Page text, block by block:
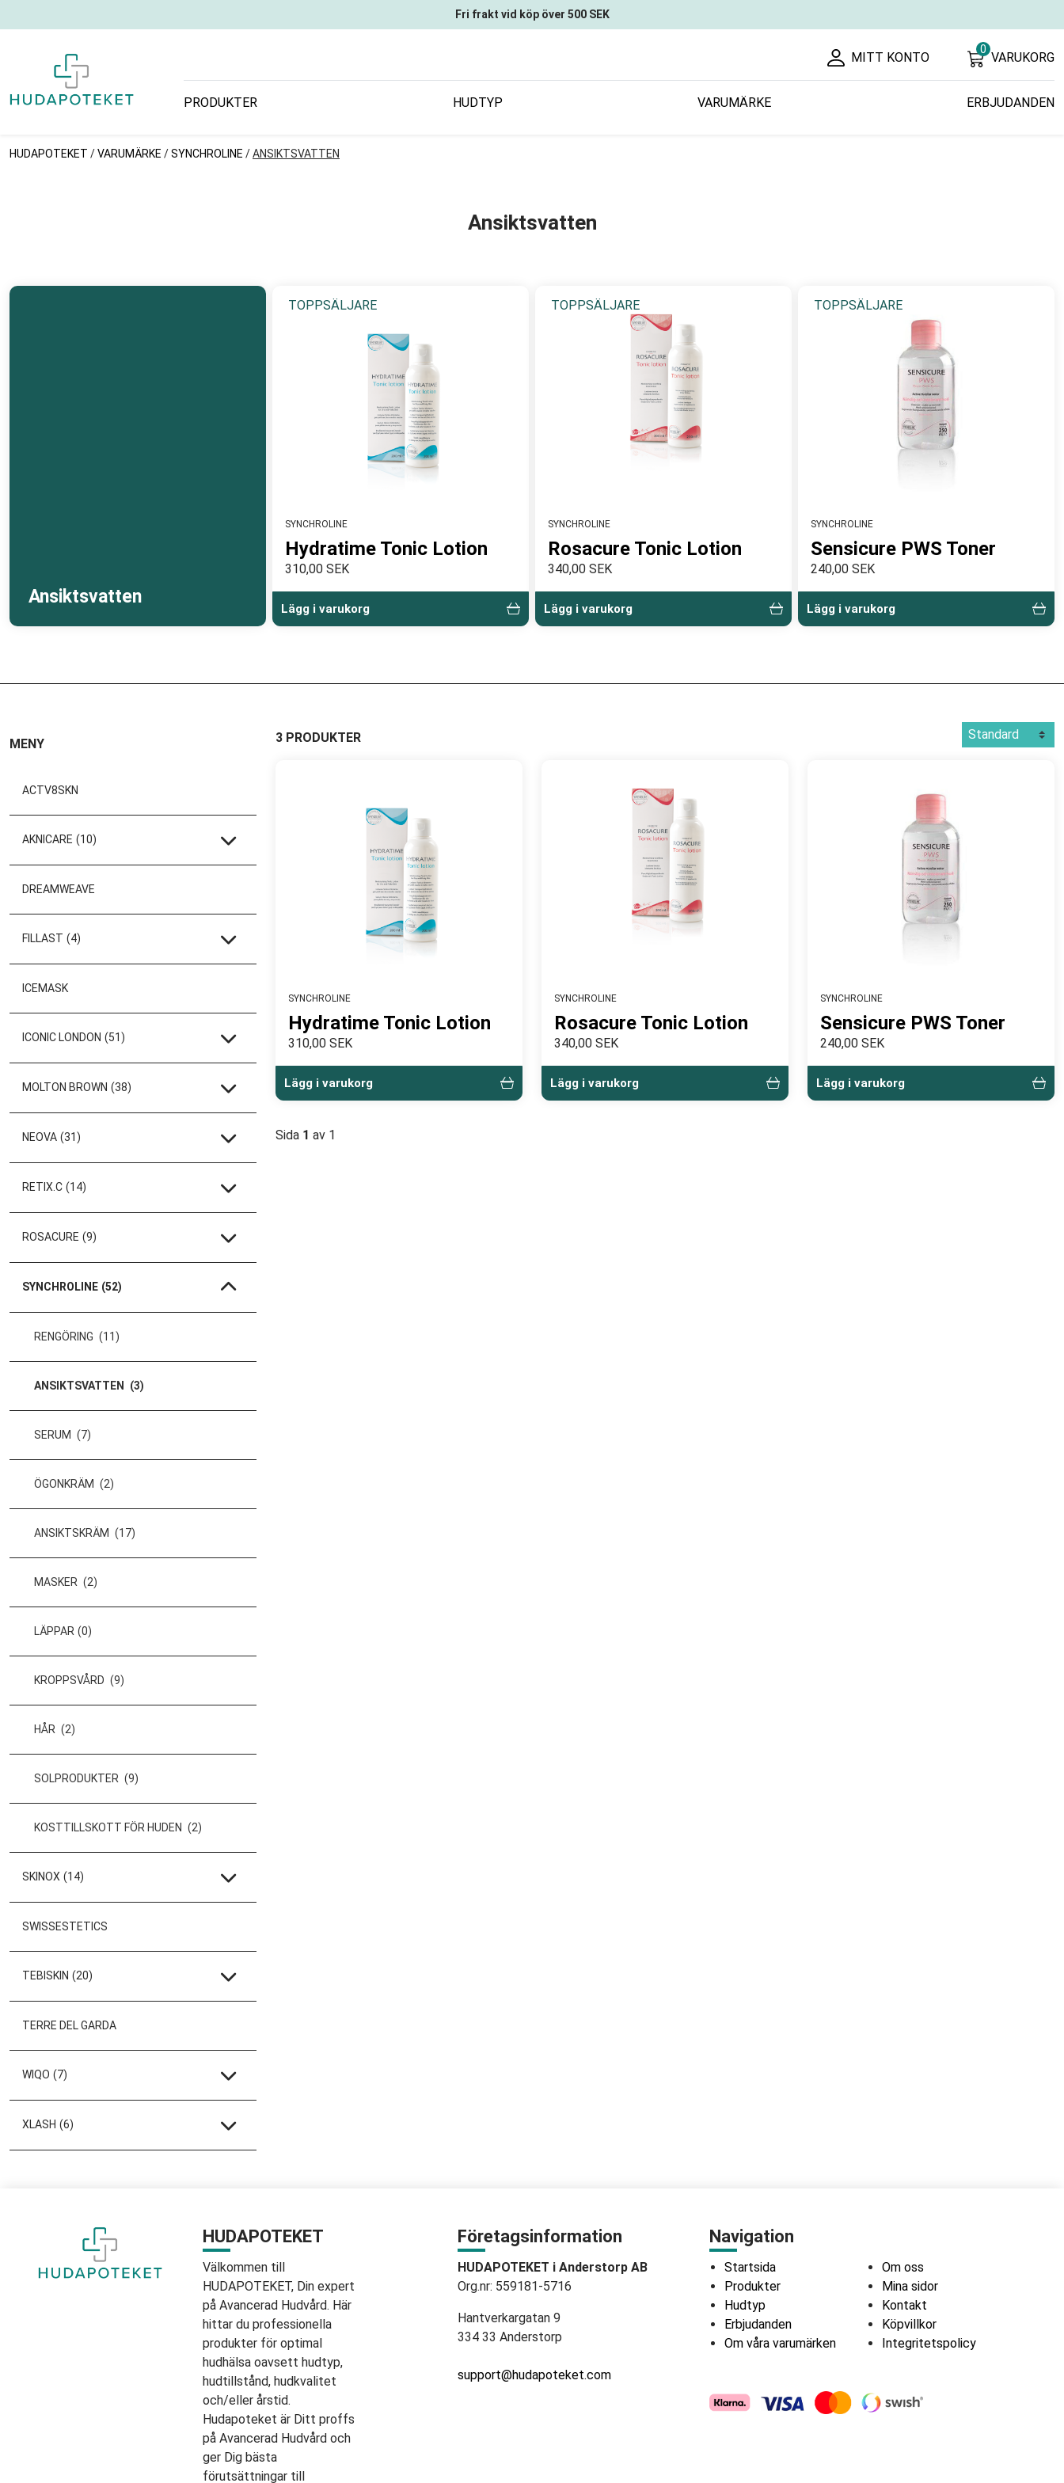
Fri frakt vid köp över 500 SEK
MITT KONTO
0
VARUKORG
PRODUKTER HUDTYP VARUMÄRKE ERBJUDANDEN
HUDAPOTEKET /VARUMÄRKE /SYNCHROLINE /ANSIKTSVATTEN
Ansiktsvatten
Ansiktsvatten
TOPPSÄLJARE
SYNCHROLINE
Hydratime Tonic Lotion
310,00 SEK
Lägg i varukorg
TOPPSÄLJARE
SYNCHROLINE
Rosacure Tonic Lotion
340,00 SEK
Lägg i varukorg
TOPPSÄLJARE
SYNCHROLINE
Sensicure PWS Toner
240,00 SEK
Lägg i varukorg
MENY
ACTV8SKN
AKNICARE (10)
DREAMWEAVE
FILLAST (4)
ICEMASK
ICONIC LONDON (51)
MOLTON BROWN (38)
NEOVA (31)
RETIX.C (14)
ROSACURE (9)
SYNCHROLINE (52)
RENGÖRING (11)
ANSIKTSVATTEN (3)
SERUM (7)
ÖGONKRÄM (2)
ANSIKTSKRÄM (17)
MASKER (2)
LÄPPAR (0)
KROPPSVÅRD (9)
HÅR (2)
SOLPRODUKTER (9)
KOSTTILLSKOTT FÖR HUDEN (2)
SKINOX (14)
SWISSESTETICS
TEBISKIN (20)
TERRE DEL GARDA
WIQO (7)
XLASH (6)
3 PRODUKTER
SYNCHROLINE
Hydratime Tonic Lotion
310,00 SEK
Lägg i varukorg
SYNCHROLINE
Rosacure Tonic Lotion
340,00 SEK
Lägg i varukorg
SYNCHROLINE
Sensicure PWS Toner
240,00 SEK
Lägg i varukorg
Sida 1 av 1
HUDAPOTEKET
Välkommen till
HUDAPOTEKET, Din expert
på Avancerad Hudvård. Här
hittar du professionella
produkter för optimal
hudhälsa oavsett hudtyp,
hudtillstånd, hudkvalitet
och/eller årstid.
Hudapoteket är Ditt proffs
på Avancerad Hudvård och
ger Dig bästa
förutsättningar till
Företagsinformation
HUDAPOTEKET i Anderstorp AB
Org.nr: 559181-5716
Hantverkargatan 9
334 33 Anderstorp
support@hudapoteket.com
Navigation
Startsida
Produkter
Hudtyp
Erbjudanden
Om våra varumärken
Om oss
Mina sidor
Kontakt
Köpvillkor
Integritetspolicy